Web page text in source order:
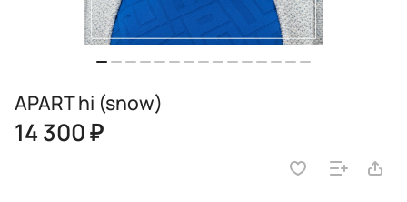
APART hi (snow)
14 300 ₽